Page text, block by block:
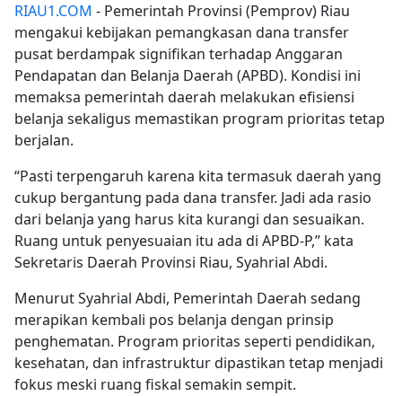
RIAU1.COM - Pemerintah Provinsi (Pemprov) Riau
mengakui kebijakan pemangkasan dana transfer
pusat berdampak signifikan terhadap Anggaran
Pendapatan dan Belanja Daerah (APBD). Kondisi ini
memaksa pemerintah daerah melakukan efisiensi
belanja sekaligus memastikan program prioritas tetap
berjalan.
“Pasti terpengaruh karena kita termasuk daerah yang
cukup bergantung pada dana transfer. Jadi ada rasio
dari belanja yang harus kita kurangi dan sesuaikan.
Ruang untuk penyesuaian itu ada di APBD-P,” kata
Sekretaris Daerah Provinsi Riau, Syahrial Abdi.
Menurut Syahrial Abdi, Pemerintah Daerah sedang
merapikan kembali pos belanja dengan prinsip
penghematan. Program prioritas seperti pendidikan,
kesehatan, dan infrastruktur dipastikan tetap menjadi
fokus meski ruang fiskal semakin sempit.